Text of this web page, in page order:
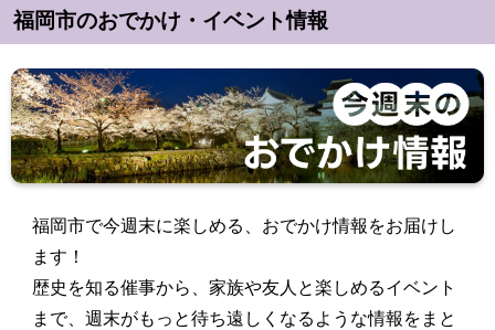
福岡市のおでかけ・イベント情報
福岡市で今週末に楽しめる、おでかけ情報をお届けし
ます！
歴史を知る催事から、家族や友人と楽しめるイベント
まで、週末がもっと待ち遠しくなるような情報をまと